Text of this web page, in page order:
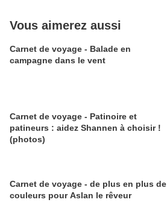
Vous aimerez aussi
Carnet de voyage - Balade en
campagne dans le vent
Carnet de voyage - Patinoire et
patineurs : aidez Shannen à choisir !
(photos)
Carnet de voyage - de plus en plus de
couleurs pour Aslan le rêveur